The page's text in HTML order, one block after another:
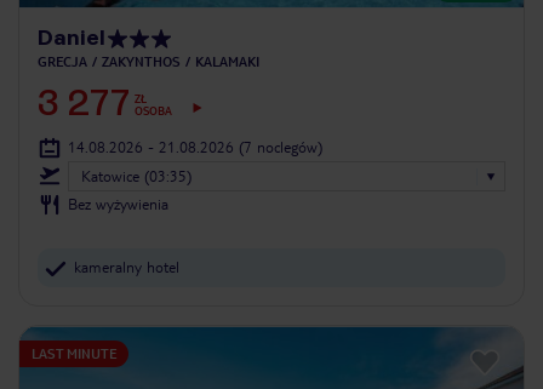
Daniel
GRECJA ZAKYNTHOS KALAMAKI
3 277 ZŁ
OSOBA
14.08.2026 - 21.08.2026 (7 noclegów)
Katowice (03:35)
Bez wyżywienia
kameralny hotel
LAST MINUTE